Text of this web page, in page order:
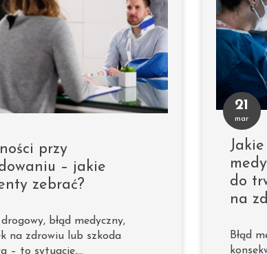
przy
– jakie
zebrać?
błąd medyczny,
na zdrowiu lub szkoda
– to sytuacje,…
21
mar
do
na
Błąd